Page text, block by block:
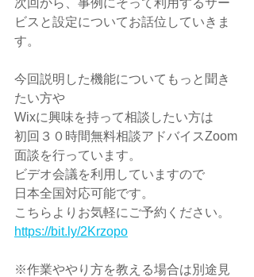
ビスと設定についてお話位していきま
す。
今回説明した機能についてもっと聞き
たい方や
Wixに興味を持って相談したい方は
初回３０時間無料相談アドバイスZoom
面談を行っています。
ビデオ会議を利用していますので
日本全国対応可能です。
こちらよりお気軽にご予約ください。
https://bit.ly/2Krzopo
※作業ややり方を教える場合は別途見